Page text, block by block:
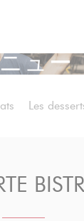
ュー
Les